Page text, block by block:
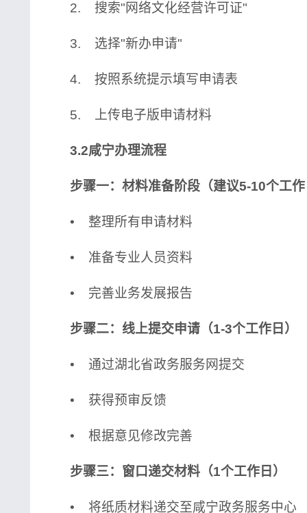
2. 搜索"网络文化经营许可证"
3. 选择"新办申请"
4. 按照系统提示填写申请表
5. 上传电子版申请材料
3.2咸宁办理流程
步骤一：材料准备阶段（建议5-10个工作
• 整理所有申请材料
• 准备专业人员资料
• 完善业务发展报告
步骤二：线上提交申请（1-3个工作日）
• 通过湖北省政务服务网提交
• 获得预审反馈
• 根据意见修改完善
步骤三：窗口递交材料（1个工作日）
• 将纸质材料递交至咸宁政务服务中心